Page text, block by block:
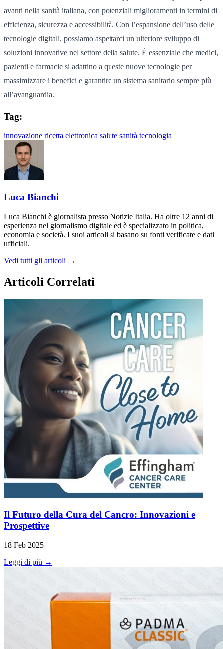
avanti nella sanità italiana, con potenziali miglioramenti in termini di
efficienza, sicurezza e accessibilità. Con l’espansione dell’uso delle
tecnologie digitali, possiamo aspettarci un ulteriore sviluppo di
soluzioni innovative nel settore della salute. È essenziale che medici,
pazienti e farmacie si adattino a queste nuove tecnologie per
massimizzare i benefici e garantire un sistema sanitario sempre più
all’avanguardia.
Tag:
innovazione ricetta elettronica salute sanità tecnologia
Luca Bianchi
Luca Bianchi è giornalista presso Notizie Italia. Ha oltre 12 anni di
esperienza nel giornalismo digitale ed è specializzato in politica,
economia e società. I suoi articoli si basano su fonti verificate e dati
ufficiali.
Vedi tutti gli articoli →
Articoli Correlati
Il Futuro della Cura del Cancro: Innovazioni e
Prospettive
18 Feb 2025
Leggi di più →